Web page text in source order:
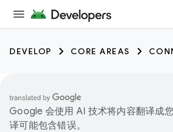
DEVELOP CORE AREAS
Google 会使用 AI 技术将内容翻译成
译可能包含错误。